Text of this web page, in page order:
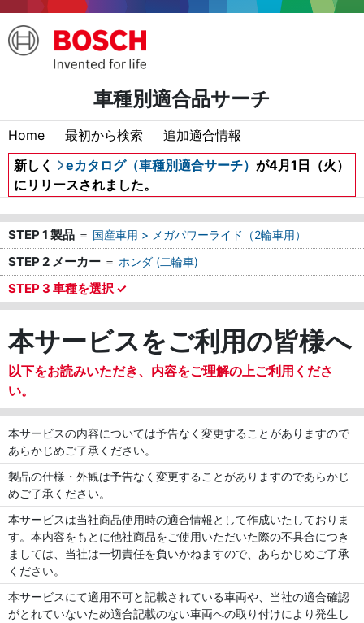
車種別適合品サーチ
Home 最初から検索
追加適合情報
新しく
eカタログ（車種別適合サーチ） が4月1日（火）
にリリースされました。
STEP 1 製品 ＝ 国産車用 > メガパワーライド（2輪車用）
STEP 2 メーカー ＝ ホンダ (二輪車)
STEP 3 車種を選択 ✓
本サービスをご利用の皆様へ
以下をお読みいただき、内容をご理解の上ご利用くださ
い。
本サービスの内容については予告なく変更することがありますので
あらかじめご了承ください。
製品の仕様・外観は予告なく変更することがありますのであらかじ
めご了承ください。
本サービスは当社商品使用時の適合情報として作成いたしておりま
す。本内容をもとに他社商品をご使用いただいた際の不具合につき
ましては、当社は一切責任を負いかねますので、あらかじめご了承
ください。
本サービスにて適用不可と記載されている車両や、当社の適合確認
がとれていないため適合記載のない車両への取り付けにより発生し